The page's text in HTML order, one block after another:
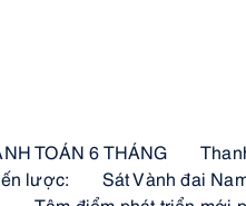
TOÁN 6 THÁNG
lược: Sát Vành đai